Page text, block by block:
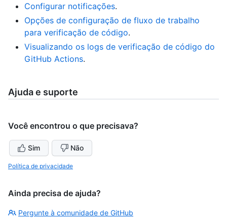
Configurar notificações.
Opções de configuração de fluxo de trabalho
para verificação de código.
Visualizando os logs de verificação de código do
GitHub Actions.
Ajuda e suporte
Você encontrou o que precisava?
Sim Não
Política de privacidade
Ainda precisa de ajuda?
Pergunte à comunidade de GitHub